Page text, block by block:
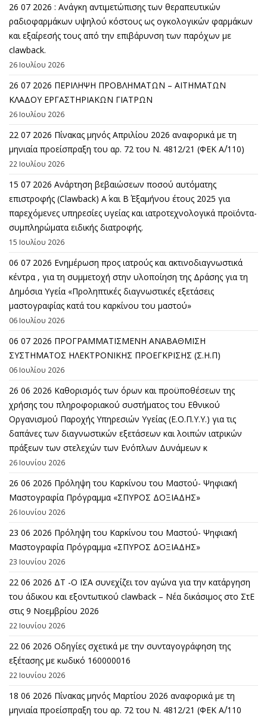
26 07 2026 : Ανάγκη αντιμετώπισης των θεραπευτικών
ραδιοφαρμάκων υψηλού κόστους ως ογκολογικών φαρμάκων
και εξαίρεσής τους από την επιβάρυνση των παρόχων με
clawback.
26 Ιουλίου 2026
26 07 2026 ΠΕΡΙΛΗΨΗ ΠΡΟΒΛΗΜΑΤΩΝ – ΑΙΤΗΜΑΤΩΝ
ΚΛΑΔΟΥ ΕΡΓΑΣΤΗΡΙΑΚΩΝ ΓΙΑΤΡΩΝ
26 Ιουλίου 2026
22 07 2026 Πίνακας μηνός Απριλίου 2026 αναφορικά με τη
μηνιαία προείσπραξη του αρ. 72 του Ν. 4812/21 (ΦΕΚ Α΄/110)
22 Ιουλίου 2026
15 07 2026 Ανάρτηση βεβαιώσεων ποσού αυτόματης
επιστροφής (Clawback) A΄ και Β΄ Εξαμήνου έτους 2025 για
παρεχόμενες υπηρεσίες υγείας και ιατροτεχνολογικά προϊόντα-
συμπληρώματα ειδικής διατροφής.
15 Ιουλίου 2026
06 07 2026 Eνημέρωση προς ιατρούς και ακτινοδιαγνωστικά
κέντρα , για τη συμμετοχή στην υλοποίηση της Δράσης για τη
Δημόσια Υγεία «Προληπτικές διαγνωστικές εξετάσεις
μαστογραφίας κατά του καρκίνου του μαστού»
06 Ιουλίου 2026
06 07 2026 ΠΡΟΓΡΑΜΜΑΤΙΣΜΕΝΗ ΑΝΑΒΑΘΜΙΣΗ
ΣΥΣΤΗΜΑΤΟΣ ΗΛΕΚΤΡΟΝΙΚΗΣ ΠΡΟΕΓΚΡΙΣΗΣ (Σ.Η.Π)
06 Ιουλίου 2026
26 06 2026 Καθορισμός των όρων και προϋποθέσεων της
χρήσης του πληροφοριακού συστήματος του Εθνικού
Οργανισμού Παροχής Υπηρεσιών Υγείας (Ε.Ο.Π.Υ.Υ.) για τις
δαπάνες των διαγνωστικών εξετάσεων και λοιπών ιατρικών
πράξεων των στελεχών των Ενόπλων Δυνάμεων κ
26 Ιουνίου 2026
26 06 2026 Πρόληψη του Καρκίνου του Μαστού- Ψηφιακή
Μαστογραφία Πρόγραμμα «ΣΠΥΡΟΣ ΔΟΞΙΑΔΗΣ»
26 Ιουνίου 2026
23 06 2026 Πρόληψη του Καρκίνου του Μαστού- Ψηφιακή
Μαστογραφία Πρόγραμμα «ΣΠΥΡΟΣ ΔΟΞΙΑΔΗΣ»
23 Ιουνίου 2026
22 06 2026 ΔΤ -Ο ΙΣΑ συνεχίζει τον αγώνα για την κατάργηση
του άδικου και εξοντωτικού clawback – Νέα δικάσιμος στο ΣτΕ
στις 9 Νοεμβρίου 2026
22 Ιουνίου 2026
22 06 2026 Οδηγίες σχετικά με την συνταγογράφηση της
εξέτασης με κωδικό 160000016
22 Ιουνίου 2026
18 06 2026 Πίνακας μηνός Μαρτίου 2026 αναφορικά με τη
μηνιαία προείσπραξη του αρ. 72 του Ν. 4812/21 (ΦΕΚ Α΄/110